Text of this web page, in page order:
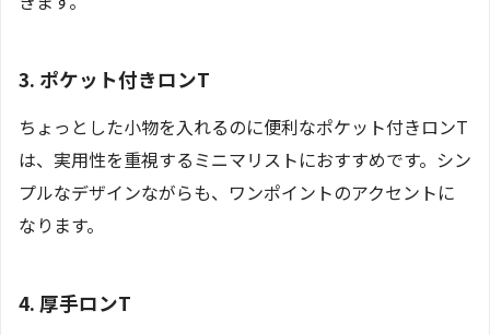
3. ポケット付きロンT
ちょっとした小物を入れるのに便利なポケット付きロンT
は、実用性を重視するミニマリストにおすすめです。シン
プルなデザインながらも、ワンポイントのアクセントに
なります。
4. 厚手ロンT